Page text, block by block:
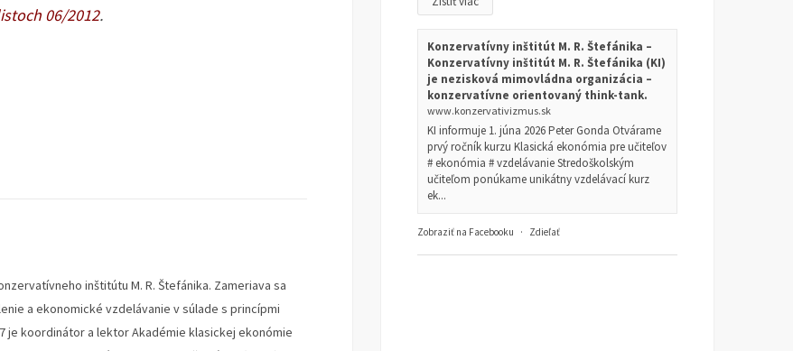
06/2012.
inštitútu M. R. Štefánika. Zameriava sa
a ekonomické vzdelávanie v súlade s princípmi
je koordinátor a lektor Akadémie klasickej ekonómie
Konzervatívny inštitút M. R. Štefánika –
Konzervatívny inštitút M. R. Štefánika (KI)
je nezisková mimovládna organizácia –
konzervatívne orientovaný think-tank.
www.konzervativizmus.sk
KI informuje 1. júna 2026 Peter Gonda Otvárame
prvý ročník kurzu Klasická ekonómia pre učiteľov
# ekonómia # vzdelávanie Stredoškolským
učiteľom ponúkame unikátny vzdelávací kurz
ek...
Zobraziť na Facebooku · Zdieľať